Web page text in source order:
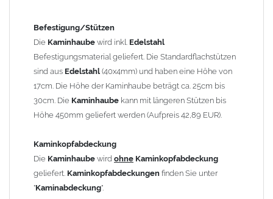
1,5mm hergestellt (Preis auf Anfrage = ca. 2-3-fache vom
1,5mm Standardpreis)
allgemeine Informationen:
Ab einer Kaminlängevon 1200mm werden 6
Kaminstützengeliefert.
Bei der Kombination mitWetterfahneundKaminbreite
angefertigt.
DieKaminhaubekann mitklappbaren Stützen
für 4 Stützen = 96,89 EUR, Länge ab 1200mm 6 Stützen =
145,39 EUR) geliefert werden.
Befestigung/Stützen
Die Kaminhaube wird inkl. Edelstahl
Befestigungsmaterial geliefert. Die Standardflachstützen
sind aus Edelstahl (40x4mm) und haben eine Höhe von
17cm. Die Höhe der Kaminhaube beträgt ca. 25cm bis
30cm. Die Kaminhaube kann mit längeren Stützen bis
Höhe 450mm geliefert werden (Aufpreis 42,89 EUR).
Kaminkopfabdeckung
Die Kaminhaube wird ohne Kaminkopfabdeckung
geliefert. Kaminkopfabdeckungen finden Sie unter
"Kaminabdeckung".